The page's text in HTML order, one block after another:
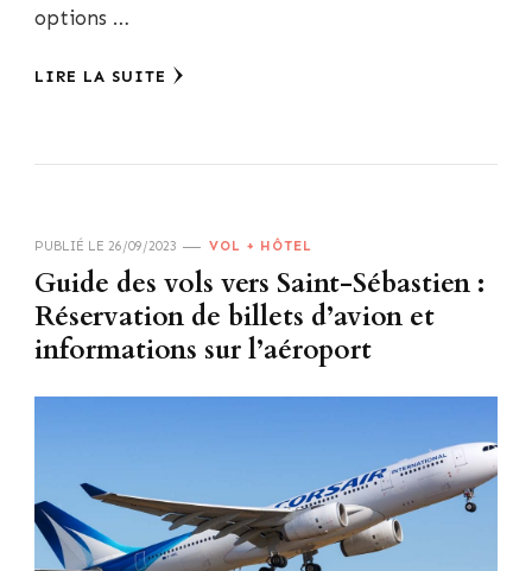
options …
LIRE LA SUITE
PUBLIÉ LE 26/09/2023 VOL + HÔTEL
Guide des vols vers Saint-Sébastien :
Réservation de billets d’avion et
informations sur l’aéroport